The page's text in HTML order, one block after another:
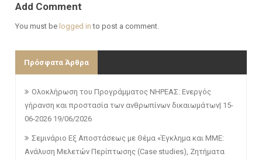
Add Comment
You must be logged in to post a comment.
Πρόσφατα Άρθρα
Ολοκλήρωση του Προγράμματος ΝΗΡΕΑΣ: Ενεργός
γήρανση και προστασία των ανθρωπίνων δικαιωμάτων| 15-
06-2026 19/06/2026
Σεμινάριο Εξ Αποστάσεως με Θέμα «Έγκλημα και ΜΜΕ:
Ανάλυση Μελετών Περίπτωσης (Case studies), Ζητήματα